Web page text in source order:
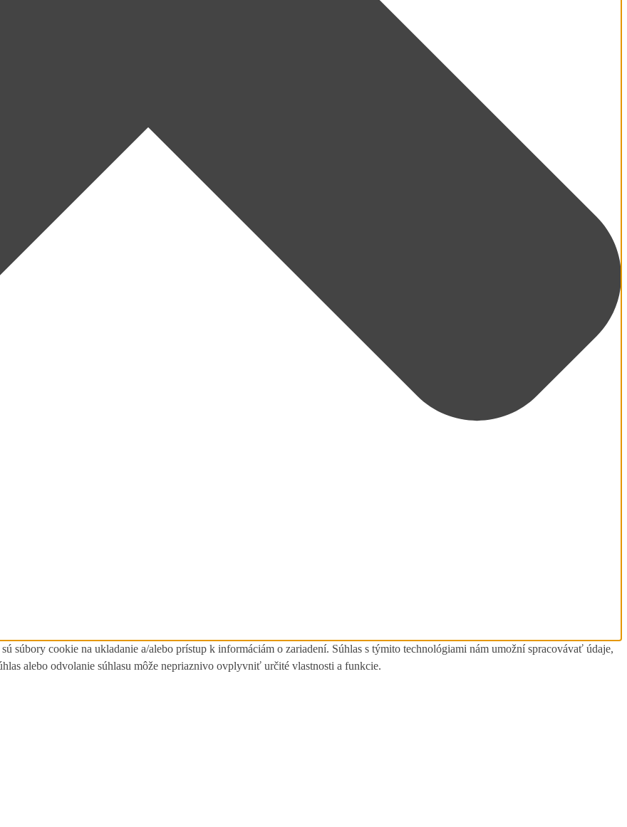
súbory cookie na ukladanie a/alebo prístup k informáciám o zariadení. Súhlas s týmito technológiami nám umožní spracovávať údaje,
alebo odvolanie súhlasu môže nepriaznivo ovplyvniť určité vlastnosti a funkcie.